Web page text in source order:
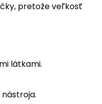
pretože veľkosť
látkami.